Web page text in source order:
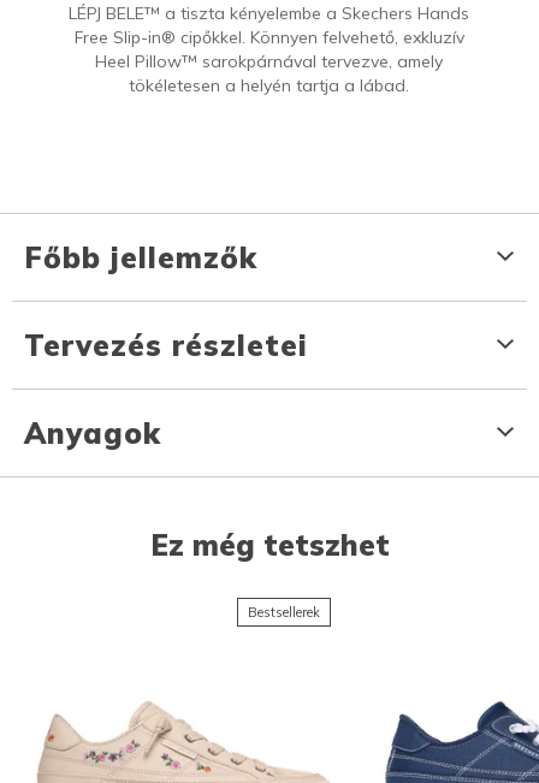
LÉPJ BELE™ a tiszta kényelembe a Skechers Hands
Free Slip-in® cipőkkel. Könnyen felvehető, exkluzív
Heel Pillow™ sarokpárnával tervezve, amely
tökéletesen a helyén tartja a lábad.
Főbb jellemzők
Tervezés részletei
Anyagok
Ez még tetszhet
Bestsellerek